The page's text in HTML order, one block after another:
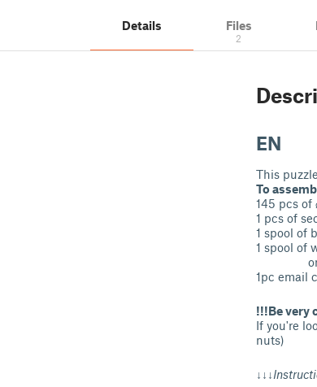
Details Files
2
EN
This
To
145 pcs of
1 pcs of
1 spool of
1 spool of
1pc email
!!!Be very
If you're
nuts)